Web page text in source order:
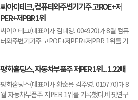
니트론텍(142210)(4.89), 유니퀘스트(077500)
(5.21), 로체시스템즈(071280)(7.7)가 뒤를 이었다.
성우테크론은 1분기 매출액 118억원, 영업이익 14
억원으로 전년...
씨아이테크, 컴퓨터와주변기기주 고ROE+저
PER+저PBR 1위
씨아이테크(대표이사 김대영. 004920)가 8월 컴퓨
터와주변기기주 고ROE+저PER+저PBR 1위를 기
차지했으며, 아이디스홀딩스(054800), 오픈베이스
(049480), 아이디피(332370)가 뒤를 이었다.씨아이
테크는 지난 1분기 매출액 66억원, 영업손실 15억원
평화홀딩스, 자동차부품주 저PER 1위... 1.22배
평화홀딩스(대표이사 황순용 김주영. 010770)가 8
월 자동차부품주 저PER 1위를 기록했다.버핏연구